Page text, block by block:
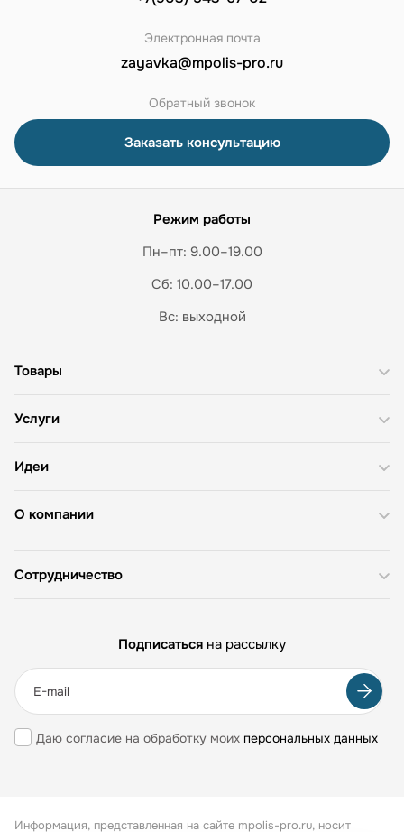
Электронная почта
zayavka@mpolis-pro.ru
Обратный звонок
Заказать консультацию
Режим работы
Пн–пт: 9.00–19.00
Сб: 10.00–17.00
Вс: выходной
О компании
Товары
Услуги
Идеи
Сотрудничество
Подписаться на рассылку
Даю согласие на обработку моих персональных данных
Информация, представленная на сайте mpolis-pro.ru, носит